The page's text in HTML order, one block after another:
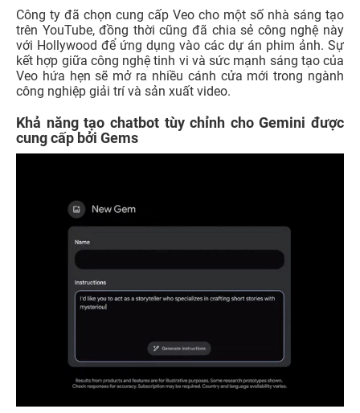
Công ty đã chọn cung cấp Veo cho một số nhà sáng tạo
trên YouTube, đồng thời cũng đã chia sẻ công nghệ này
với Hollywood để ứng dụng vào các dự án phim ảnh. Sự
kết hợp giữa công nghệ tinh vi và sức mạnh sáng tạo của
Veo hứa hẹn sẽ mở ra nhiều cánh cửa mới trong ngành
công nghiệp giải trí và sản xuất video.
Khả năng tạo chatbot tùy chỉnh cho Gemini được
cung cấp bởi Gems